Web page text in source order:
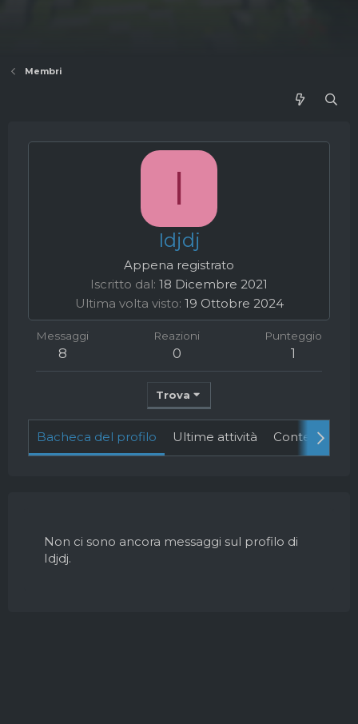
Membri
I
Idjdj
Appena registrato
Iscritto dal 18 Dicembre 2021
Ultima volta visto 19 Ottobre 2024
Messaggi
8
Reazioni
0
Punteggio
1
Trova
Bacheca del profilo Ultime attività Contenuto
Non ci sono ancora messaggi sul profilo di
Idjdj.